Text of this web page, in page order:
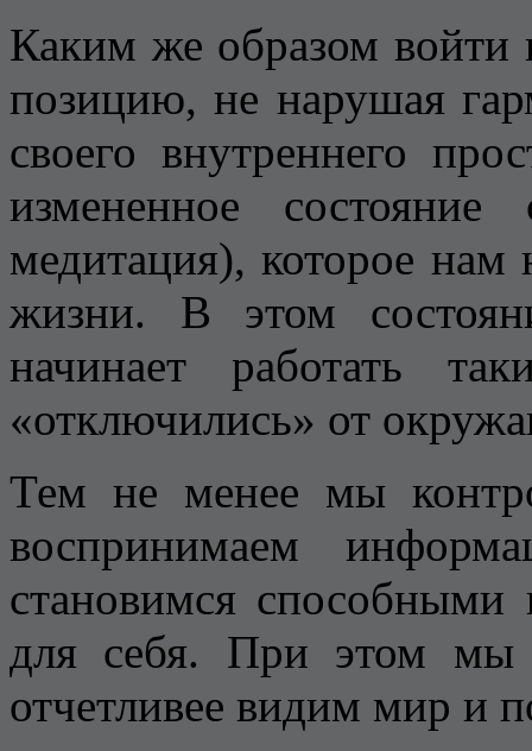
Каким же образом войти
позицию, не нарушая
своего внутреннего
измененное
медитация), которое нам
жизни. В этом
начинает работать
«отключились» от
Тем не менее мы
воспринимаем
становимся способными
для себя. При этом мы
отчетливее видим мир и